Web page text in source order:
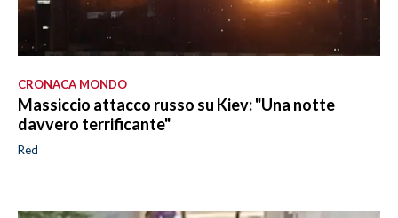
CRONACA MONDO
Massiccio attacco russo su Kiev: "Una notte
davvero terrificante"
Red